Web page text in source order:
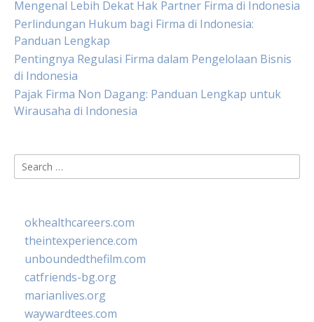
Mengenal Lebih Dekat Hak Partner Firma di Indonesia
Perlindungan Hukum bagi Firma di Indonesia:
Panduan Lengkap
Pentingnya Regulasi Firma dalam Pengelolaan Bisnis
di Indonesia
Pajak Firma Non Dagang: Panduan Lengkap untuk
Wirausaha di Indonesia
Search
for:
okhealthcareers.com
theintexperience.com
unboundedthefilm.com
catfriends-bg.org
marianlives.org
waywardtees.com